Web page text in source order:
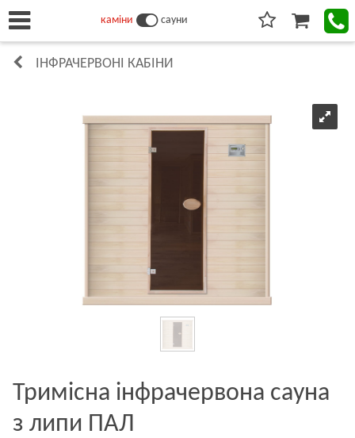
каміни сауни
ІНФРАЧЕРВОНІ КАБІНИ
Тримісна інфрачервона сауна
з липи ПАЛ